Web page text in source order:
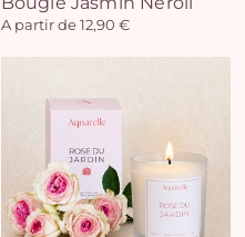
A partir de 12,90 €